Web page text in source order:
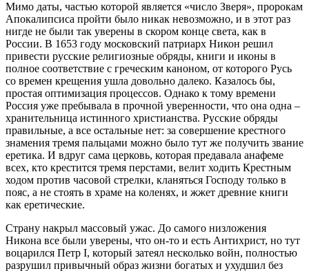
Мимо даты, частью которой является «число Зверя», пророкам
Апокалипсиса пройти было никак невозможно, и в этот раз
нигде не были так уверены в скором конце света, как в
России. В 1653 году московский патриарх Никон решил
привести русские религиозные обряды, книги и иконы в
полное соответствие с греческим каноном, от которого Русь
со времен крещения ушла довольно далеко. Казалось бы,
простая оптимизация процессов. Однако к тому времени
Россия уже пребывала в прочной уверенности, что она одна –
хранительница истинного христианства. Русские обряды
правильные, а все остальные нет: за совершение крестного
знамения тремя пальцами можно было тут же получить звание
еретика. И вдруг сама церковь, которая предавала анафеме
всех, кто крестится тремя перстами, велит ходить Крестным
ходом против часовой стрелки, кланяться Господу только в
пояс, а не стоять в храме на коленях, и жжет древние книги
как еретические.
Страну накрыл массовый ужас. До самого низложения
Никона все были уверены, что он-то и есть Антихрист, но тут
воцарился Петр I, который затеял несколько войн, полностью
разрушил привычный образ жизни богатых и ухудшил без